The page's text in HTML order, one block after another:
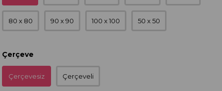
80 x 80 90 x 90 100 x 100 50 x 50
Çerçeve
Çerçevesiz Çerçeveli